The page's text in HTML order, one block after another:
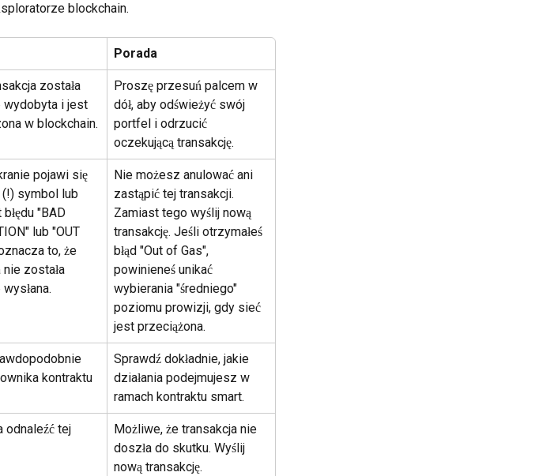
blockchain.
Porada
została
wydobyta i jest
w blockchain.
Proszę przesuń palcem w
dół, aby odświeżyć swój
portfel i odrzucić
oczekującą transakcję.
pojawi się
symbol lub
"BAD
lub "OUT
to, że
została
Nie możesz anulować ani
zastąpić tej transakcji.
Zamiast tego wyślij nową
transakcję. Jeśli otrzymałeś
błąd "Out of Gas",
powinieneś unikać
wybierania "średniego"
poziomu prowizji, gdy sieć
jest przeciążona.
kontraktu
Sprawdź dokładnie, jakie
działania podejmujesz w
ramach kontraktu smart.
odnaleźć tej
Możliwe, że transakcja nie
doszła do skutku. Wyślij
nową transakcję.